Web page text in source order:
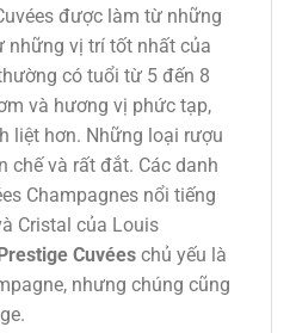
được làm từ những
​​những vị trí tốt nhất của
có tuổi từ 5 đến 8
và hương vị phức tạp,
liệt hơn. Những loại rượu
chế và rất đắt. Các danh
Champagnes nổi tiếng
Cristal của Louis
Prestige Cuvéeschủ yếu là
nhưng chúng cũng